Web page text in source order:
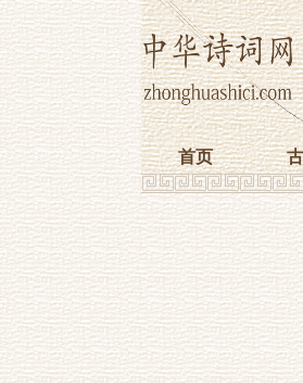
首页